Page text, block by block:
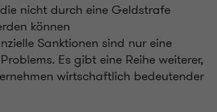
nicht durch eine Geldstrafe
können
Sanktionen sind nur eine
Es gibt eine Reihe weiterer,
wirtschaftlich bedeutender